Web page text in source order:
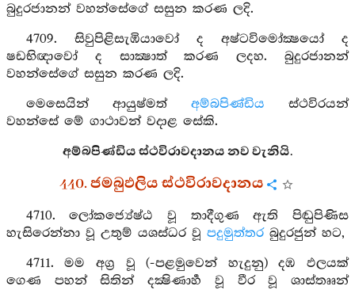
බුදුරජානන් වහන්සේගේ සසුන කරණ ලදි.
4709. සිවුපිළිසැඹියාවෝ ද අෂ්ටවිමෝක්‍ෂයෝ ද
ෂඩභිඥාවෝ ද සාක්‍ෂාත් කරණ ලදහ. බුදුරජානන්
වහන්සේගේ සසුන කරණ ලදි.
මෙසෙයින් ආයුෂ්මත් අම්බපිණ්ඩිය ස්ථවිරයන්
වහන්සේ මේ ගාථාවන් වදාළ සේකි.
අම්බපිණ්ඩිය ස්ථවිරාවදානය නව වැනියි.
440. ජමබුඵලිය ස්ථවිරාවදානය
4710. ලෝකජ්‍යේෂ්ඨ වූ තාදීගුණ ඇති පිඬුපිණිස
හැසිරෙන්නා වූ උතුම් යශස්ධර වූ පදුමුත්තරබුදුරජුන් හට,
4711. මම අග්‍ර වූ (-පළමුවෙන් හැදුනු) දඹ ඵලයක්
ගෙණ පහන් සිතින් දක්‍ෂිණාර්‍හ වූ වීර වූ ශාස්තෲන්